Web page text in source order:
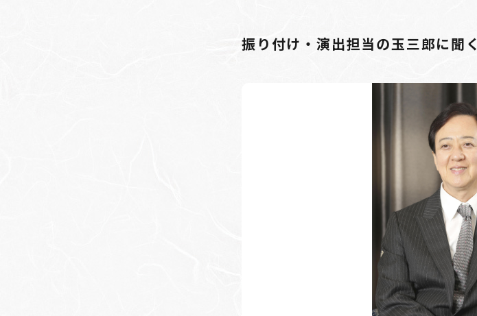
振り付け・演出担当の玉三郎に聞く